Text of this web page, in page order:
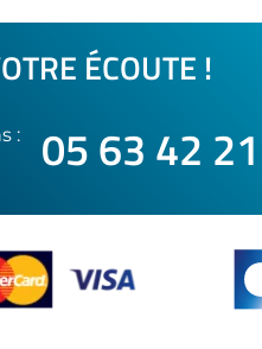
ÉCOUTE !
:
05 63 42